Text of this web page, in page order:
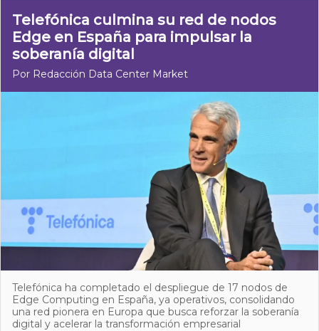
Telefónica culmina su red de nodos
Edge en España para impulsar la
soberanía digital
Por Redacción Data Center Market
Telefónica ha completado el despliegue de 17 nodos de
Edge Computing en España, ya operativos, consolidando
una red pionera en Europa que busca reforzar la soberanía
digital y acelerar la transformación empresarial